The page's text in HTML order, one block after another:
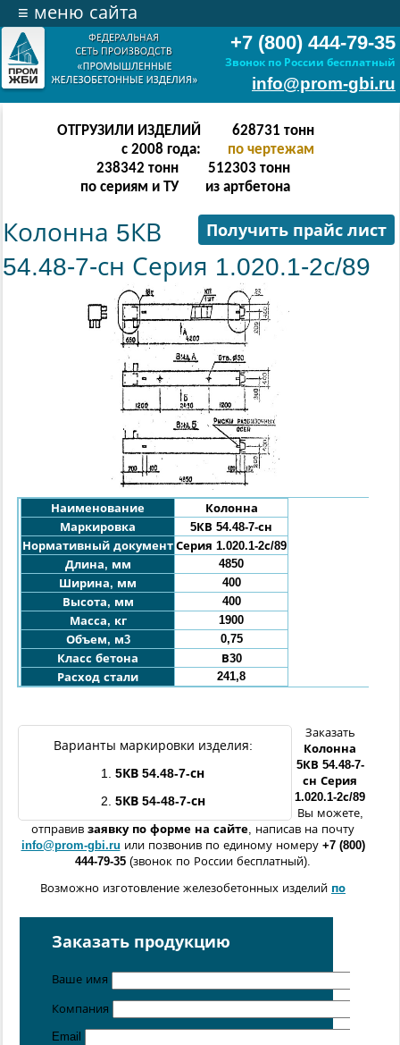
+7 (800) 444-79-35
Звонок по России бесплатный
info@prom-gbi.ru
≡ меню сайта
ОТГРУЗИЛИ ИЗДЕЛИЙ
с 2008 года:
628731 тонн
по чертежам
238342 тонн
по сериям и ТУ
512303 тонн
из артбетона
Получить прайс лист
Колонна 5КВ
54.48-7-сн Серия 1.020.1-2с/89
Наименование
Колонна
Маркировка
5КВ 54.48-7-сн
Нормативный документ Серия 1.020.1-2с/89
Длина, мм
4850
Ширина, мм
400
Высота, мм
400
Масса, кг
1900
Объем, м3
0,75
Класс бетона
В30
Расход стали
241,8
Варианты маркировки изделия:
1. 5КВ 54.48-7-сн
2. 5КВ 54-48-7-сн
Заказать
Колонна
5КВ 54.48-7-
сн Серия
1.020.1-2с/89
Вы можете,
отправив заявку по форме на сайте, написав на почту
info@prom-gbi.ru или позвонив по единому номеру +7 (800)
444-79-35 (звонок по России бесплатный).
Возможно изготовление железобетонных изделий по
расположенных вСанкт-Петербурге
Цена от 5 руб. / кг
Заказать продукцию
Ваше имя
Компания
Email